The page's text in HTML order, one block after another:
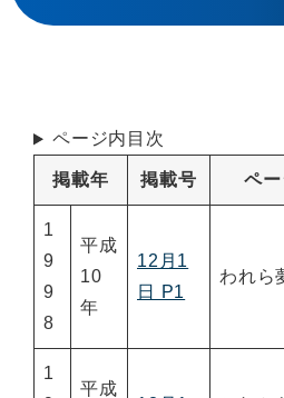
ページ内目次
掲載年 掲載号 ペ
1
9
9
8
平成
10
年
12月1
日 P1
われら
1
平成